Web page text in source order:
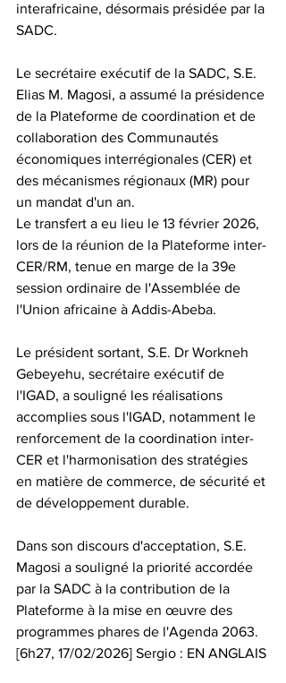
interafricaine, désormais présidée par la
SADC.
Le secrétaire exécutif de la SADC, S.E.
Elias M. Magosi, a assumé la présidence
de la Plateforme de coordination et de
collaboration des Communautés
économiques interrégionales (CER) et
des mécanismes régionaux (MR) pour
un mandat d'un an.
Le transfert a eu lieu le 13 février 2026,
lors de la réunion de la Plateforme inter-
CER/RM, tenue en marge de la 39e
session ordinaire de l'Assemblée de
l'Union africaine à Addis-Abeba.
Le président sortant, S.E. Dr Workneh
Gebeyehu, secrétaire exécutif de
l'IGAD, a souligné les réalisations
accomplies sous l'IGAD, notamment le
renforcement de la coordination inter-
CER et l'harmonisation des stratégies
en matière de commerce, de sécurité et
de développement durable.
Dans son discours d'acceptation, S.E.
Magosi a souligné la priorité accordée
par la SADC à la contribution de la
Plateforme à la mise en œuvre des
programmes phares de l'Agenda 2063.
[6h27, 17/02/2026] Sergio : EN ANGLAIS